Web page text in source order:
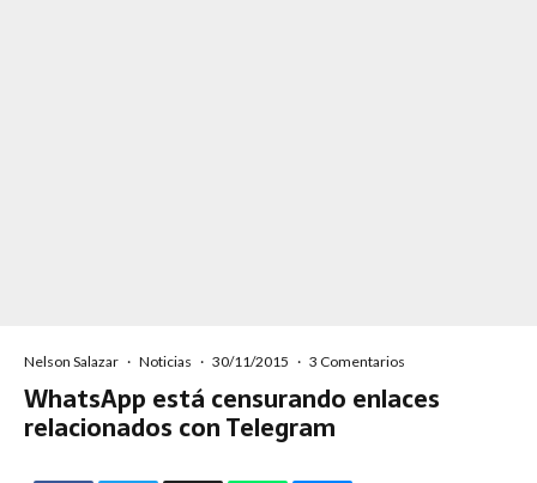
Nelson Salazar · Noticias · 30/11/2015 · 3 Comentarios
WhatsApp está censurando enlaces
relacionados con Telegram